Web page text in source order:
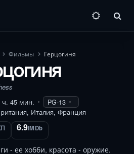
Фильмы Герцогиня
ч. 45 мин.
PG-13
Италия, Франция
6.9IMDb
- ее хобби, красота - оружие.